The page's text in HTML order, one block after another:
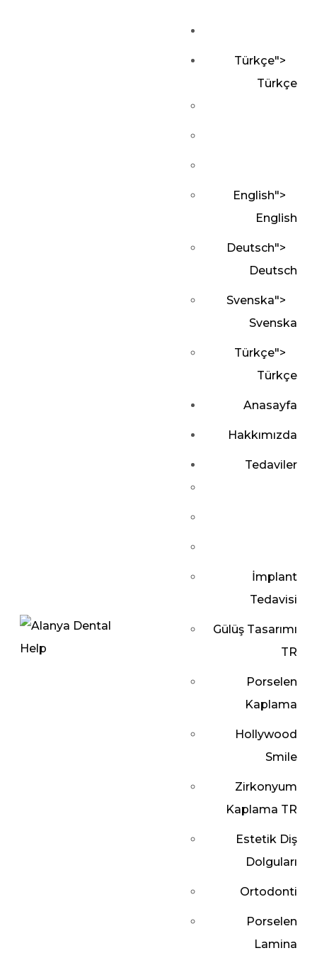
Türkçe">
Türkçe
English">
English
Deutsch">
Deutsch
Svenska">
Svenska
Türkçe">
Türkçe
Anasayfa
Hakkımızda
Tedaviler
İmplant
Tedavisi
Gülüş Tasarımı
TR
Porselen
Kaplama
Hollywood
Smile
Zirkonyum
Kaplama TR
Estetik Diş
Dolguları
Ortodonti
Porselen
Lamina